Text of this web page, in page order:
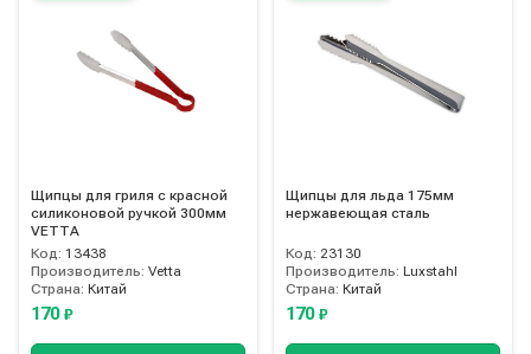
Щипцы для гриля с красной
силиконовой ручкой 300мм
VETTA
Код: 13438
Производитель: Vetta
Страна: Китай
170 ₽
Щипцы для льда 175мм
нержавеющая сталь
Код: 23130
Производитель: Luxstahl
Страна: Китай
170 ₽